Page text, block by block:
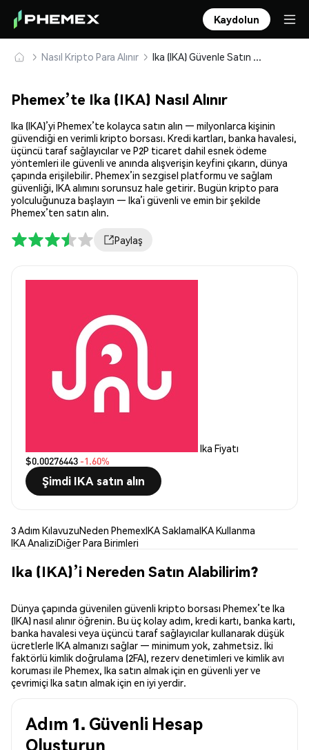
Kaydolun
Nasıl Kripto Para Alınır Ika (IKA) Güvenle Satın Alın ve Saklayın
Phemex’te Ika (IKA) Nasıl Alınır
Ika (IKA)’yi Phemex’te kolayca satın alın — milyonlarca kişinin
güvendiği en verimli kripto borsası. Kredi kartları, banka havalesi,
üçüncü taraf sağlayıcılar ve P2P ticaret dahil esnek ödeme
yöntemleri ile güvenli ve anında alışverişin keyfini çıkarın, dünya
çapında erişilebilir. Phemex’in sezgisel platformu ve sağlam
güvenliği, IKA alımını sorunsuz hale getirir. Bugün kripto para
yolculuğunuza başlayın — Ika’i güvenli ve emin bir şekilde
Phemex’ten satın alın.
Paylaş
Ika Fiyatı
$0.00276443 -1.60%
Şimdi IKA satın alın
3 Adım KılavuzuNeden PhemexIKA SaklamaIKA Kullanma
IKA AnaliziDiğer Para Birimleri
Ika (IKA)’i Nereden Satın Alabilirim?
Dünya çapında güvenilen güvenli kripto borsası Phemex’te Ika
(IKA) nasıl alınır öğrenin. Bu üç kolay adım, kredi kartı, banka kartı,
banka havalesi veya üçüncü taraf sağlayıcılar kullanarak düşük
ücretlerle IKA almanızı sağlar — minimum yok, zahmetsiz. İki
faktörlü kimlik doğrulama (2FA), rezerv denetimleri ve kimlik avı
koruması ile Phemex, Ika satın almak için en güvenli yer ve
çevrimiçi Ika satın almak için en iyi yerdir.
Adım 1. Güvenli Hesap
Oluşturun